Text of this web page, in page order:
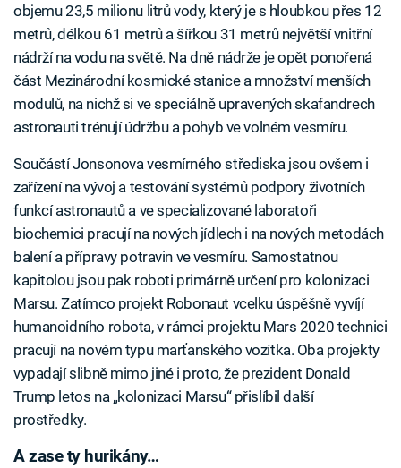
objemu 23,5 milionu litrů vody, který je s hloubkou přes 12
metrů, délkou 61 metrů a šířkou 31 metrů největší vnitřní
nádrží na vodu na světě. Na dně nádrže je opět ponořená
část Mezinárodní kosmické stanice a množství menších
modulů, na nichž si ve speciálně upravených skafandrech
astronauti trénují údržbu a pohyb ve volném vesmíru.
Součástí Jonsonova vesmírného střediska jsou ovšem i
zařízení na vývoj a testování systémů podpory životních
funkcí astronautů a ve specializované laboratoři
biochemici pracují na nových jídlech i na nových metodách
balení a přípravy potravin ve vesmíru. Samostatnou
kapitolou jsou pak roboti primárně určení pro kolonizaci
Marsu. Zatímco projekt Robonaut vcelku úspěšně vyvíjí
humanoidního robota, v rámci projektu Mars 2020 technici
pracují na novém typu marťanského vozítka. Oba projekty
vypadají slibně mimo jiné i proto, že prezident Donald
Trump letos na „kolonizaci Marsu“ přislíbil další
prostředky.
A zase ty hurikány…